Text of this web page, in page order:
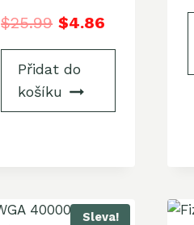
$25.99 $4.86
Přidat do
košíku
Sleva!